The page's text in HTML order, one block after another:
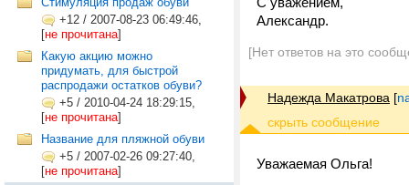
+12 / 2007-08-23 06:49:46,
[не прочитана]
Какую акцию можно
придумать, для быстрой
распродажи остатков обуви?
+5 / 2010-04-24 18:29:15,
[не прочитана]
Название для пляжной обуви
+5 / 2007-02-26 09:27:40,
[не прочитана]
Александр.
[Нет ответов на это
Надежда Макатрова [
Уважаемая Ольга!